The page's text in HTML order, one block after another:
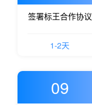
签署标王合作协议
1-2天
09